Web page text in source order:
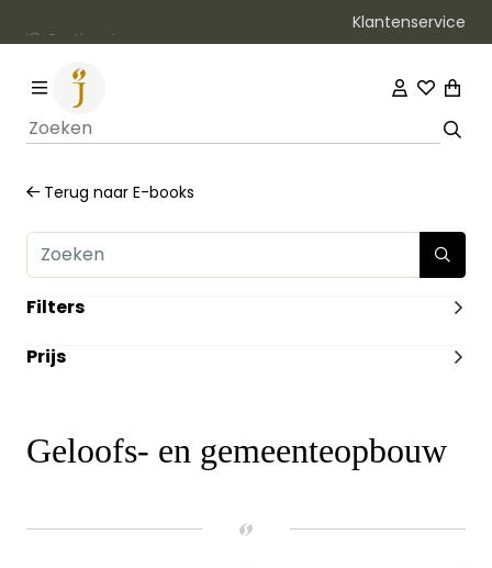
Klantenservice
Terug naar E-books
Filters
Met illustraties
Ja
Nee (28)
Ja (29)
Prijs
Geloofs- en gemeenteopbouw